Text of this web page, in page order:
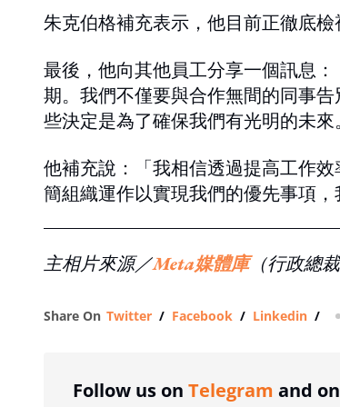
朱克伯格補充表示，他目前正徹底檢
最後，他向其他員工分享一個訊息
期。我們不僅要與合作無間的同事
些決定是為了確保我們有光明的未來
他補充說：「我相信透過提高工作
簡組織運作以實現我們的優先事項
主相片來源／Meta媒體庫（行政總
Share On Twitter / Facebook / Linkedin /
Follow us on Telegram and on